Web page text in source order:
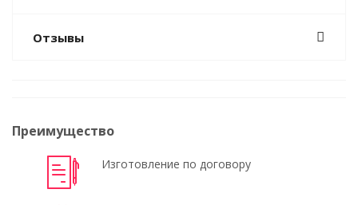
Отзывы
Преимущество
Изготовление по договору